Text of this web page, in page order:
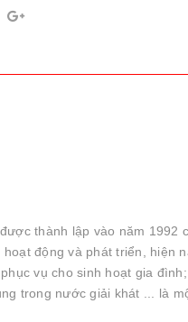
thành lập vào năm 1992
động và phát triển, hiện
vụ cho sinh hoạt gia
trong nước giải khát ... là